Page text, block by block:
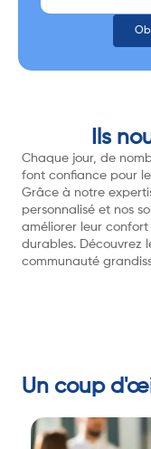
Ils
Chaque jour, de
font confiance pour
Grâce à notre
personnalisé et nos
améliorer leur
durables. Découvrez
communauté
Un coup